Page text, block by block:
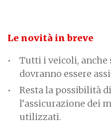
Le novità in breve
Tutti i veicoli,
dovranno essere
Resta la possibilità
l’assicurazione dei
utilizzati.